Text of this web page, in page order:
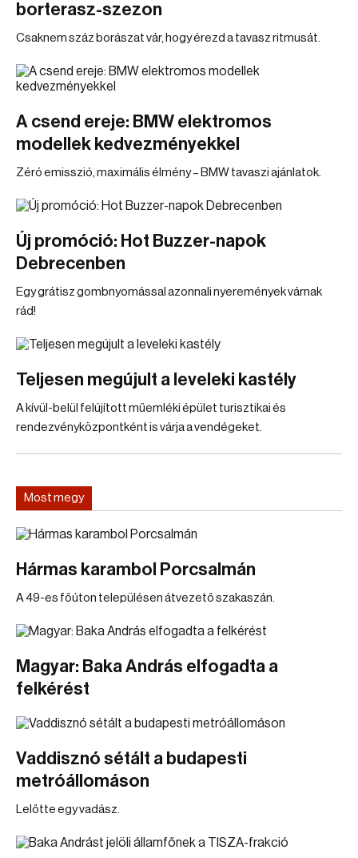
borterasz-szezon
Csaknem száz borászat vár, hogy érezd a tavasz ritmusát.
A csend ereje: BMW elektromos
modellek kedvezményekkel
Zéró emisszió, maximális élmény – BMW tavaszi ajánlatok.
Új promóció: Hot Buzzer-napok
Debrecenben
Egy grátisz gombnyomással azonnali nyeremények várnak
rád!
Teljesen megújult a leveleki kastély
A kívül-belül felújított műemléki épület turisztikai és
rendezvényközpontként is várja a vendégeket.
Most megy
Hármas karambol Porcsalmán
A 49-es főúton településen átvezető szakaszán.
Magyar: Baka András elfogadta a
felkérést
Vaddisznó sétált a budapesti
metróállomáson
Lelőtte egy vadász.